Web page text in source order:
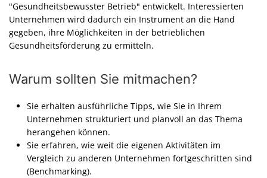
"Gesundheitsbewusster Betrieb" entwickelt. Interessierten
Unternehmen wird dadurch ein Instrument an die Hand
gegeben, ihre Möglichkeiten in der betrieblichen
Gesundheitsförderung zu ermitteln.
Warum sollten Sie mitmachen?
Sie erhalten ausführliche Tipps, wie Sie in Ihrem
Unternehmen strukturiert und planvoll an das Thema
herangehen können.
Sie erfahren, wie weit die eigenen Aktivitäten im
Vergleich zu anderen Unternehmen fortgeschritten sind
(Benchmarking).